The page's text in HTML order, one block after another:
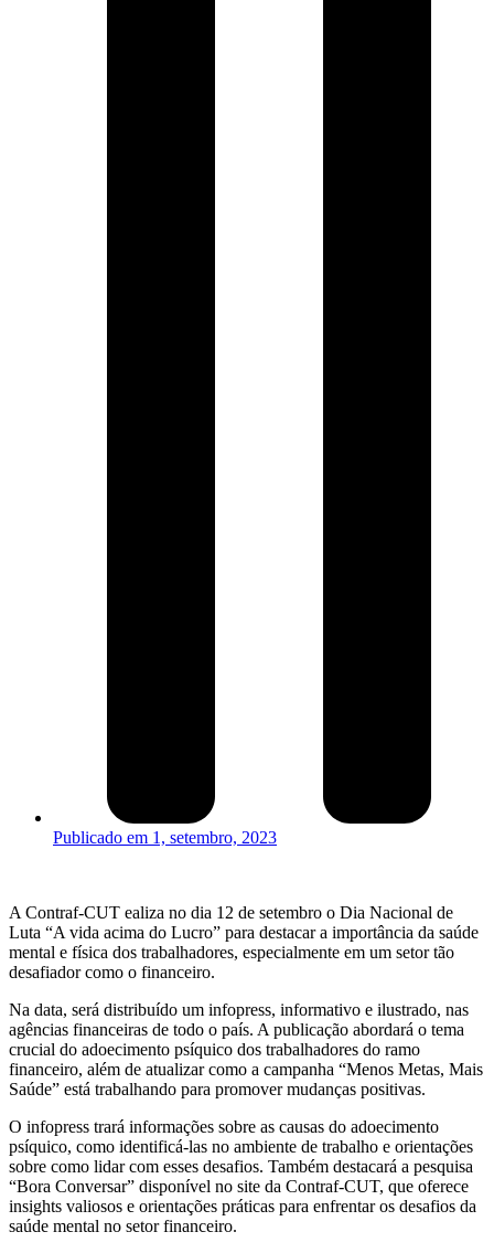
Publicado em 1, setembro, 2023
A Contraf-CUT ealiza no dia 12 de setembro o Dia Nacional de
Luta “A vida acima do Lucro” para destacar a importância da saúde
mental e física dos trabalhadores, especialmente em um setor tão
desafiador como o financeiro.
Na data, será distribuído um infopress, informativo e ilustrado, nas
agências financeiras de todo o país. A publicação abordará o tema
crucial do adoecimento psíquico dos trabalhadores do ramo
financeiro, além de atualizar como a campanha “Menos Metas, Mais
Saúde” está trabalhando para promover mudanças positivas.
O infopress trará informações sobre as causas do adoecimento
psíquico, como identificá-las no ambiente de trabalho e orientações
sobre como lidar com esses desafios. Também destacará a pesquisa
“Bora Conversar” disponível no site da Contraf-CUT, que oferece
insights valiosos e orientações práticas para enfrentar os desafios da
saúde mental no setor financeiro.